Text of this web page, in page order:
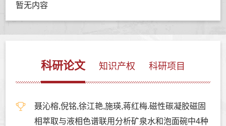
暂无内容
科研论文 知识产权 科研项目
聂沁榕,倪铭,徐江艳,施瑛,蒋红梅.磁性碳凝胶磁固
相萃取与液相色谱联用分析矿泉水和泡面碗中4种